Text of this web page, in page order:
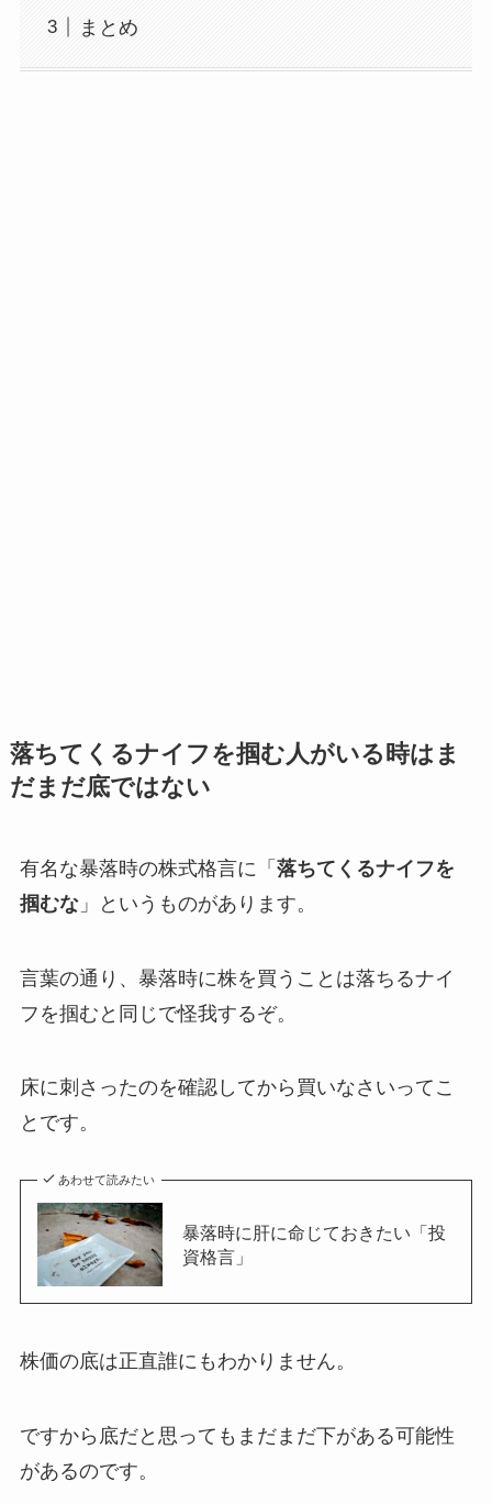
まとめ
落ちてくるナイフを掴む人がいる時はま
だまだ底ではない
有名な暴落時の株式格言に「 落ちてくるナイフを
掴むな」というものがあります。
言葉の通り、暴落時に株を買うことは落ちるナイ
フを掴むと同じで怪我するぞ。
床に刺さったのを確認してから買いなさいってこ
とです。
あわせて読みたい
暴落時に肝に命じておきたい「投
資格言」
株価の底は正直誰にもわかりません。
ですから底だと思ってもまだまだ下がある可能性
があるのです。